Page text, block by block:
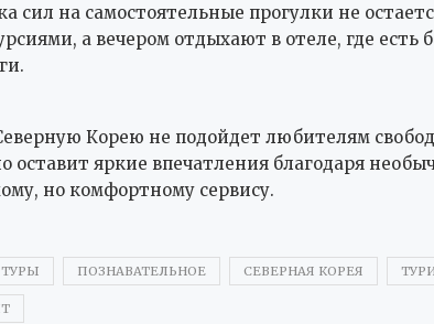
сил на самостоятельные прогулки не
а вечером отдыхают в отеле, где есть
Корею не подойдет любителям
оставит яркие впечатления благодаря
но комфортному сервису.
ПОЗНАВАТЕЛЬНОЕ СЕВЕРНАЯ КОРЕЯ